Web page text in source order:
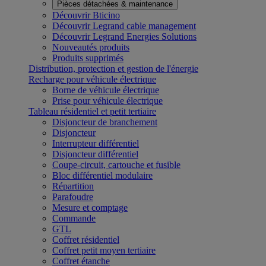
Pièces détachées & maintenance
Découvrir Bticino
Découvrir Legrand cable management
Découvrir Legrand Energies Solutions
Nouveautés produits
Produits supprimés
Distribution, protection et gestion de l'énergie
Recharge pour véhicule électrique
Borne de véhicule électrique
Prise pour véhicule électrique
Tableau résidentiel et petit tertiaire
Disjoncteur de branchement
Disjoncteur
Interrupteur différentiel
Disjoncteur différentiel
Coupe-circuit, cartouche et fusible
Bloc différentiel modulaire
Répartition
Parafoudre
Mesure et comptage
Commande
GTL
Coffret résidentiel
Coffret petit moyen tertiaire
Coffret étanche